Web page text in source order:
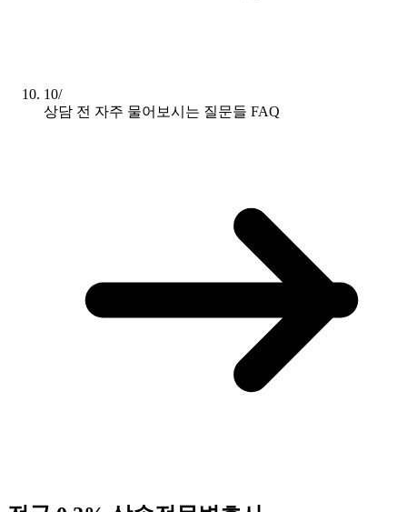
10/
상담 전 자주 물어보시는 질문들 FAQ